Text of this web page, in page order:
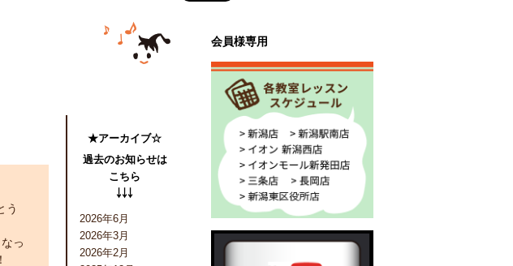
う
っ
★アーカイブ☆
過去のお知らせは
こちら
￬￬￬
2026年6月
2026年3月
2026年2月
会員様専用